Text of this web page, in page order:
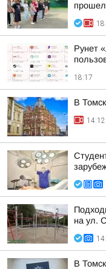
Рунет
18:17
В
14:12
на ул.
В